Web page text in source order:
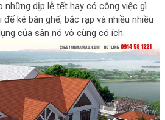
những dịp lễ tết hay có công việc gì
kê bàn ghế, bắc rạp và nhiều nhiều
của sân nó vô cùng có ích.